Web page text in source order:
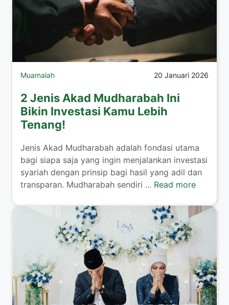
Muamalah 20 Januari 2026
2 Jenis Akad Mudharabah Ini
Bikin Investasi Kamu Lebih
Tenang!
​Jenis Akad Mudharabah adalah fondasi utama
bagi siapa saja yang ingin menjalankan investasi
syariah dengan prinsip bagi hasil yang adil dan
transparan. Mudharabah sendiri ... Read more